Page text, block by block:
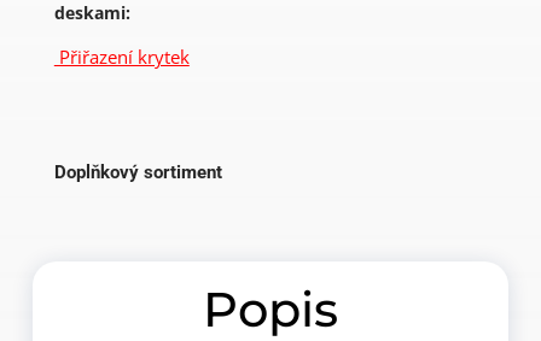
deskami:
Přiřazení krytek
Doplňkový sortiment
Popis